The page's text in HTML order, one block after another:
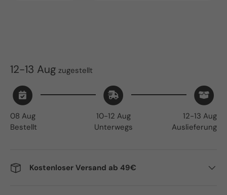
12-13 Aug zugestellt
08 Aug
Bestellt
10-12 Aug
Unterwegs
12-13 Aug
Auslieferung
Kostenloser Versand ab 49€